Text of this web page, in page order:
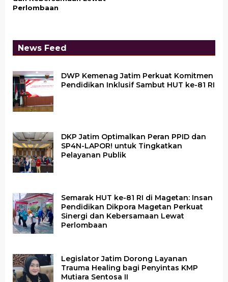
Perlombaan
News Feed
DWP Kemenag Jatim Perkuat Komitmen
Pendidikan Inklusif Sambut HUT ke-81 RI
DKP Jatim Optimalkan Peran PPID dan
SP4N-LAPOR! untuk Tingkatkan
Pelayanan Publik
Semarak HUT ke-81 RI di Magetan: Insan
Pendidikan Dikpora Magetan Perkuat
Sinergi dan Kebersamaan Lewat
Perlombaan
Legislator Jatim Dorong Layanan
Trauma Healing bagi Penyintas KMP
Mutiara Sentosa II